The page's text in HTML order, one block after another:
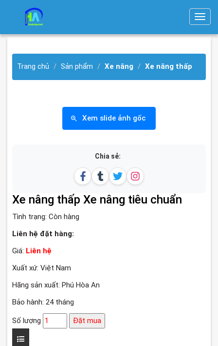
T
g
e
Trang chủ Sản phẩm Xe nâng Xe nâng thấp
Xem slide ảnh gốc
Chia sẻ:
Xe nâng thấp Xe nâng tiêu chuẩn
Tình trạng: Còn hàng
Liên hệ đặt hàng:
Giá: Liên hệ
Xuất xứ: Việt Nam
Hãng sản xuất: Phú Hòa An
Bảo hành: 24 tháng
Số lượng Đặt mua